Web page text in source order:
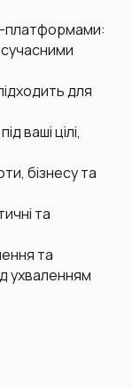
платформами:
для
ваші цілі,
бізнесу та
та
та
ухваленням